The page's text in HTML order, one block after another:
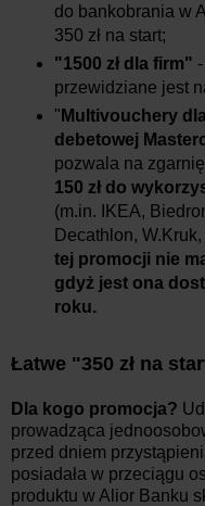
do bankobrania w
350 zł na start;
"1500 zł dla firm"
przewidziane jest
" Multivouchery
debetowej
pozwala na
150 zł do
(m.in. IKEA,
Decathlon,
tej promocji nie
gdyż jest ona
roku.
Łatwe "350 zł na
Dla kogo promocja?
prowadząca
przed dniem
posiadała w przeciągu
produktu w Alior Banku